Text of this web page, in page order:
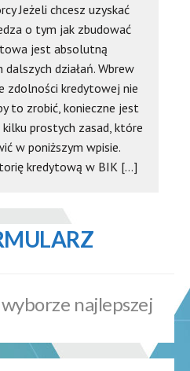
Jeżeli chcesz uzyskać
o tym jak zbudować
jest absolutną
działań. Wbrew
zdolności kredytowej nie
to zrobić, konieczne jest
prostych zasad, które
w poniższym wpisie.
kredytową w BIK […]
najlepszej